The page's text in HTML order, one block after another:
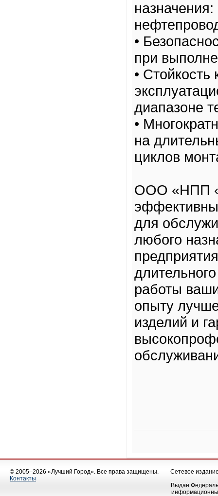
•
при
•
диапазоне
•
на
циклов
ООО «НПП
для
любого
работы
опыту
изделий и
© 2005–2026 «Лучший Город». Все права защищены.
Контакты
Сетевое
Выдан